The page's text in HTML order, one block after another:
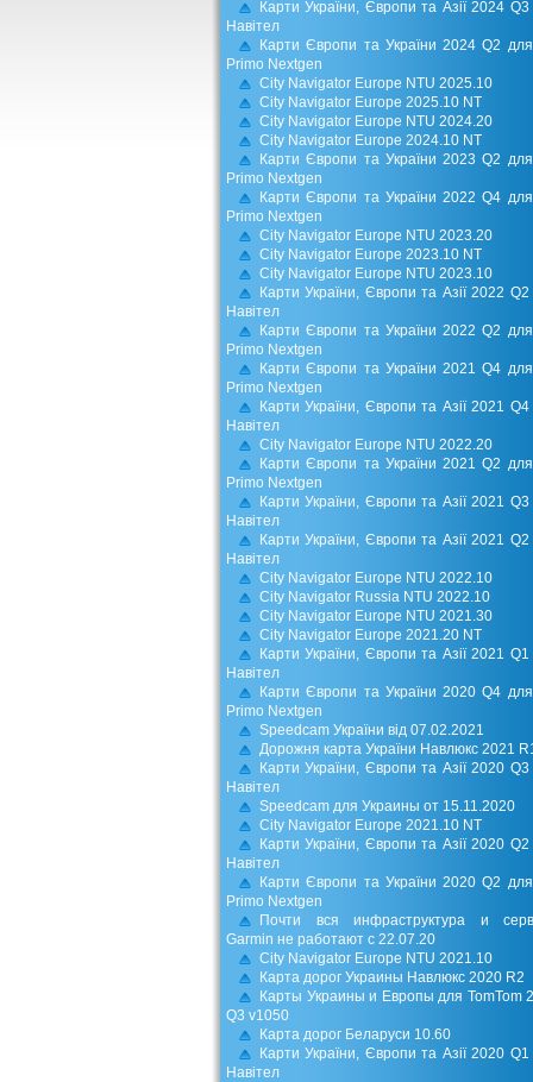
Карти України, Європи та Азії 2024
Навітел
Карти Європи та України 2024 Q2
Primo Nextgen
City Navigator Europe NTU 2025.10
City Navigator Europe 2025.10 NT
City Navigator Europe NTU 2024.20
City Navigator Europe 2024.10 NT
Карти Європи та України 2023 Q2
Primo Nextgen
Карти Європи та України 2022 Q4
Primo Nextgen
City Navigator Europe NTU 2023.20
City Navigator Europe 2023.10 NT
City Navigator Europe NTU 2023.10
Карти України, Європи та Азії 2022
Навітел
Карти Європи та України 2022 Q2
Primo Nextgen
Карти Європи та України 2021 Q4
Primo Nextgen
Карти України, Європи та Азії 2021
Навітел
City Navigator Europe NTU 2022.20
Карти Європи та України 2021 Q2
Primo Nextgen
Карти України, Європи та Азії 2021
Навітел
Карти України, Європи та Азії 2021
Навітел
City Navigator Europe NTU 2022.10
City Navigator Russia NTU 2022.10
City Navigator Europe NTU 2021.30
City Navigator Europe 2021.20 NT
Карти України, Європи та Азії 2021
Навітел
Карти Європи та України 2020 Q4
Primo Nextgen
Speedcam України від 07.02.2021
Дорожня карта України Навлюкс 2021
Карти України, Європи та Азії 2020
Навітел
Speedcam для Украины от 15.11.2020
City Navigator Europe 2021.10 NT
Карти України, Європи та Азії 2020
Навітел
Карти Європи та України 2020 Q2
Primo Nextgen
Почти вся инфраструктура и
Garmin не работают с 22.07.20
City Navigator Europe NTU 2021.10
Карта дорог Украины Навлюкс 2020 R2
Карты Украины и Европы для TomTom
Q3 v1050
Карта дорог Беларуси 10.60
Карти України, Європи та Азії 2020
Навітел